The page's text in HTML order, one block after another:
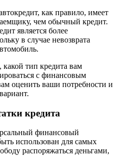
как правило, имеет
чем обычный кредит.
является более
в случае невозврата
тип кредита вам
с финансовым
оценить ваши потребности и
кредита
финансовый
использован для самых
распоряжаться деньгами,